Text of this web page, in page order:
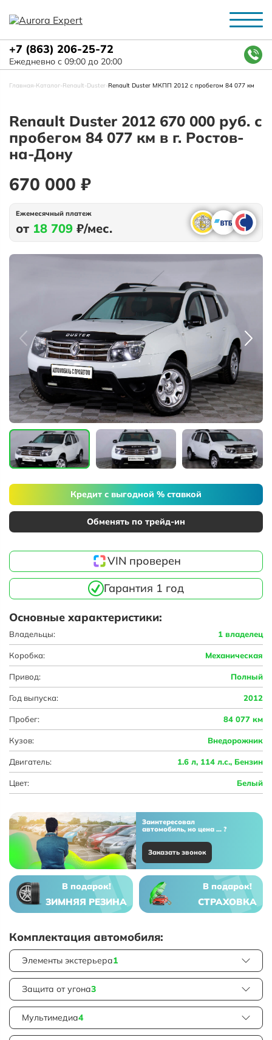
+7 (863) 206-25-72
Ежедневно с 09:00 до 20:00
Главная-Каталог-Renault-Duster-Renault Duster МКПП 2012 с пробегом 84 077 км
Renault Duster 2012 670 000 руб. с
пробегом 84 077 км в г. Ростов-
на-Дону
670 000 ₽
Ежемесячный платеж
от 18 709 ₽/мес.
Кредит с выгодной % ставкой
Обменять по трейд-ин
VIN проверен
Гарантия 1 год
Основные характеристики:
Владельцы: 1 владелец
Коробка: Механическая
Привод: Полный
Год выпуска: 2012
Пробег: 84 077 км
Кузов: Внедорожник
Двигатель: 1.6 л, 114 л.с., Бензин
Цвет: Белый
Заинтересовал
автомобиль, но цена ... ?
Заказать звонок
В подарок!
ЗИМНЯЯ РЕЗИНА
В подарок!
СТРАХОВКА
Комплектация автомобиля:
Элементы экстерьера1
Защита от угона3
Мультимедиа4